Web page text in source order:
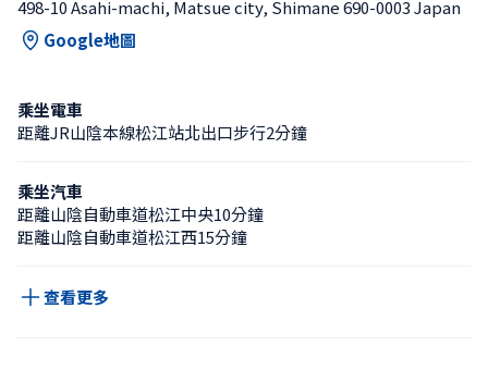
498-10 Asahi-machi, Matsue city, Shimane 690-0003 Japan
Google地圖
乘坐電車
距離JR山陰本線松江站北出口步行2分鐘
乘坐汽車
距離山陰自動車道松江中央10分鐘
距離山陰自動車道松江西15分鐘
查看更多